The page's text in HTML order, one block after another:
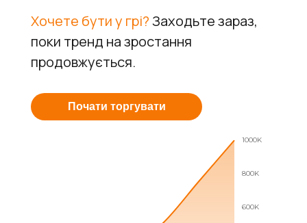
Хочете бути у грі?Заходьте зараз,
поки тренд на зростання
продовжується.
Почати торгувати